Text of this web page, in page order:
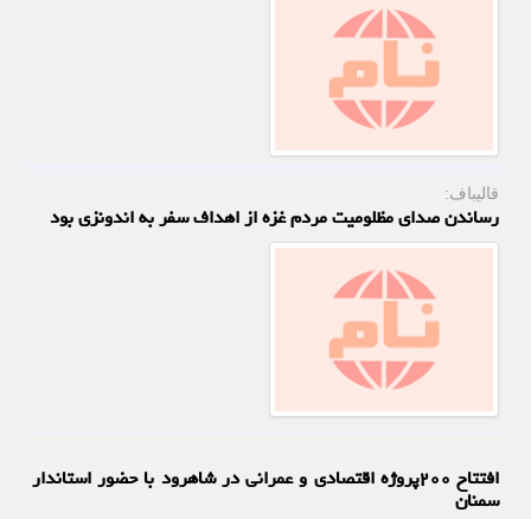
قالیباف:
رساندن صدای مظلومیت مردم غزه از اهداف سفر به اندونزی بود
افتتاح ۲۰۰پروژه اقتصادی و عمرانی در شاهرود با حضور استاندار
سمنان